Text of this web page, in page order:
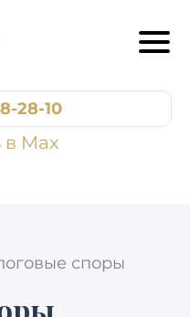
28-10
в Max
споры